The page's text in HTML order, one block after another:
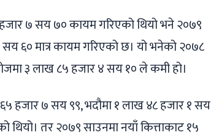
७ सय ७० कायम गरिएको थियो भने २०७९
६० मात्र कायम गरिएको छ। यो भनेको २०७८
३ लाख ८५ हजार ४ सय १० ले कमी हो।
हजार ७ सय ९९, भदौमा १ लाख ४८ हजार १ सय
तर २०७९ साउनमा नयाँ कित्ताकाट १५